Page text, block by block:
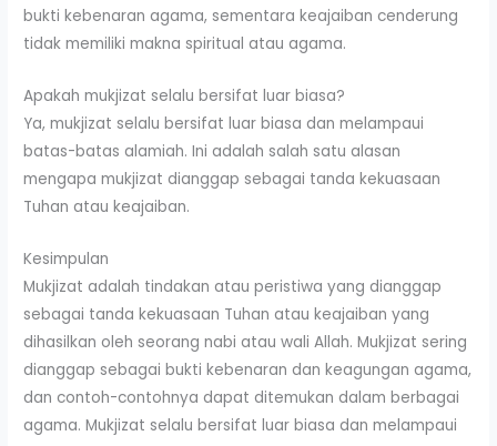
bukti kebenaran agama, sementara keajaiban cenderung
tidak memiliki makna spiritual atau agama.
Apakah mukjizat selalu bersifat luar biasa?
Ya, mukjizat selalu bersifat luar biasa dan melampaui
batas-batas alamiah. Ini adalah salah satu alasan
mengapa mukjizat dianggap sebagai tanda kekuasaan
Tuhan atau keajaiban.
Kesimpulan
Mukjizat adalah tindakan atau peristiwa yang dianggap
sebagai tanda kekuasaan Tuhan atau keajaiban yang
dihasilkan oleh seorang nabi atau wali Allah. Mukjizat sering
dianggap sebagai bukti kebenaran dan keagungan agama,
dan contoh-contohnya dapat ditemukan dalam berbagai
agama. Mukjizat selalu bersifat luar biasa dan melampaui